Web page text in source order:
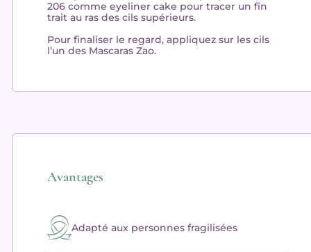
206 comme eyeliner cake pour tracer un fin
trait au ras des cils supérieurs.
Pourfinaliser le regard,appliquez sur les cils
l’un des Mascaras Zao.
Avantages
Adapté aux personnes fragilisées